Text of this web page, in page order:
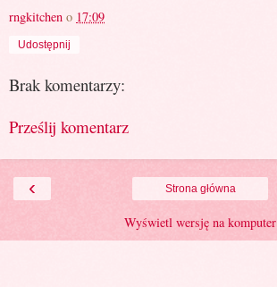
rngkitchen o 17:09
Udostępnij
Brak komentarzy:
Prześlij komentarz
‹ Strona główna
Wyświetl wersję na komputer